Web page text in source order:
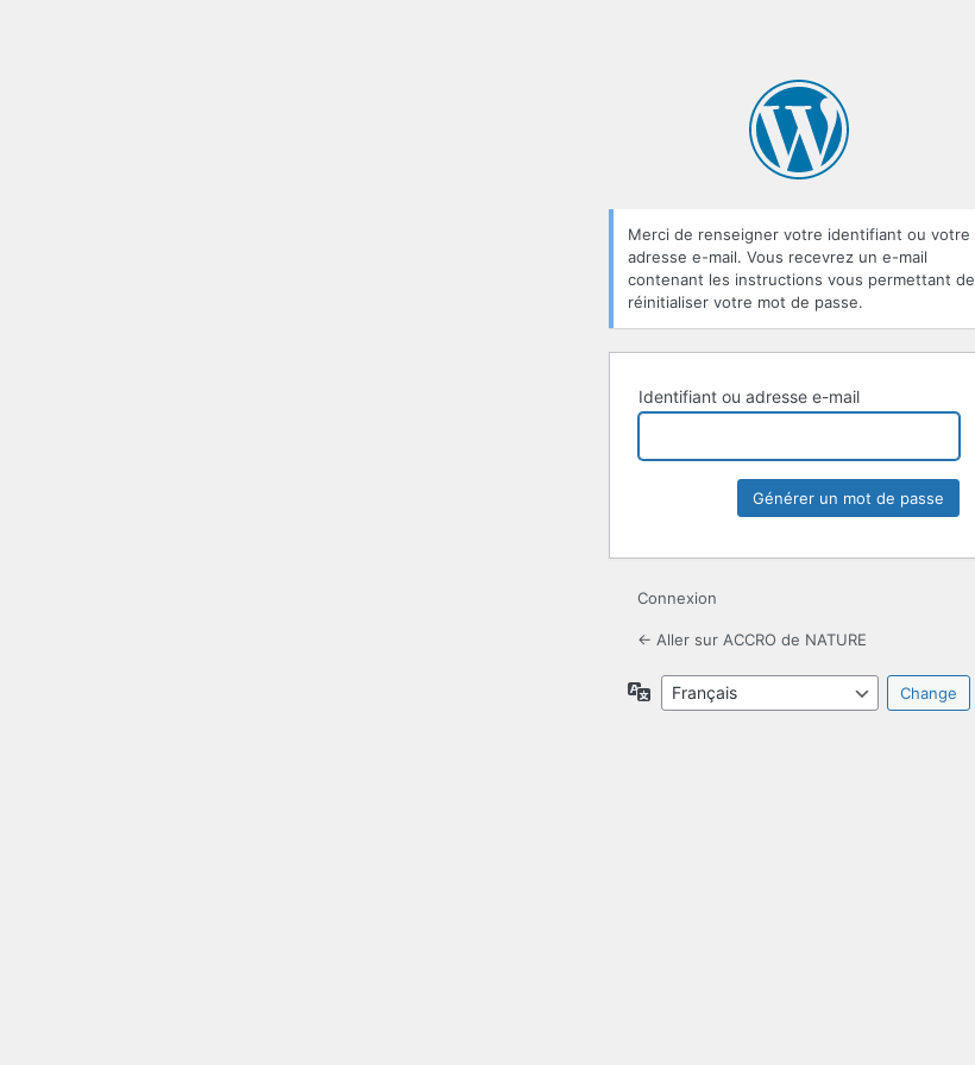
Merci de renseigner votre identifiant ou votre
adresse e-mail. Vous recevrez un e-mail
contenant les instructions vous permettant de
réinitialiser votre mot de passe.
Identifiant ou adresse e-mail
Connexion
← Aller sur ACCRO de NATURE
Langue